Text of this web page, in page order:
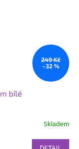
249 Kč
–32 %
bílé
Skladem